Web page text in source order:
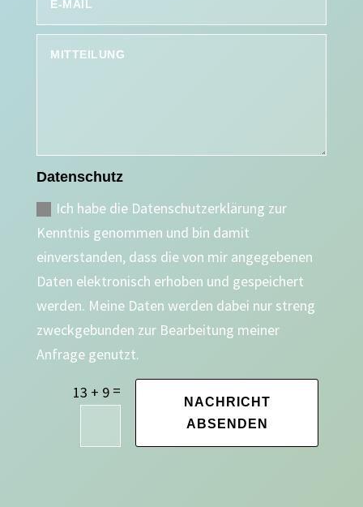
Datenschutz
Ich habe die Datenschutzerklärung zur
Kenntnis genommen und bin damit
einverstanden, dass die von mir angegebenen
Daten elektronisch erhoben und gespeichert
werden. Meine Daten werden dabei nur streng
zweckgebunden zur Bearbeitung meiner
Anfrage genutzt.
13 + 9 =
NACHRICHT
ABSENDEN